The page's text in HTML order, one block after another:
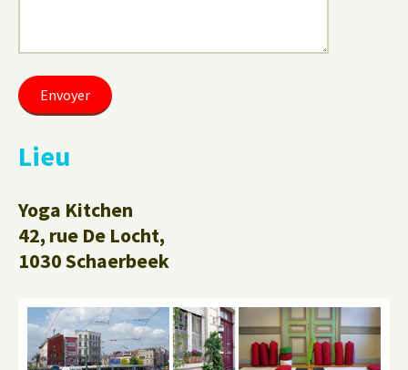
Lieu
Yoga Kitchen
42, rue De Locht,
1030 Schaerbeek